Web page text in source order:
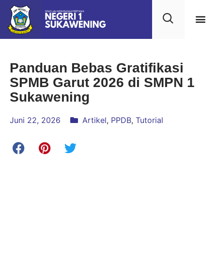
Panduan Bebas Gratifikasi
SPMB Garut 2026 di SMPN 1
Sukawening
Juni 22, 2026 Artikel, PPDB, Tutorial